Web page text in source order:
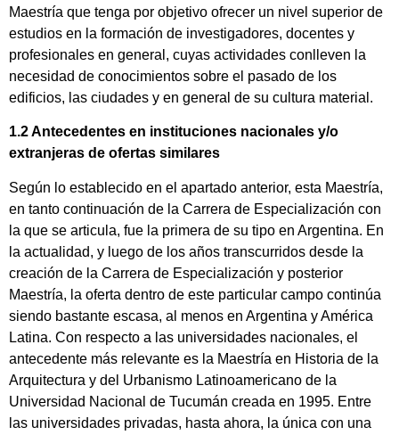
Maestría que tenga por objetivo ofrecer un nivel superior de
estudios en la formación de investigadores, docentes y
profesionales en general, cuyas actividades conlleven la
necesidad de conocimientos sobre el pasado de los
edificios, las ciudades y en general de su cultura material.
1.2 Antecedentes en instituciones nacionales y/o
extranjeras de ofertas similares
Según lo establecido en el apartado anterior, esta Maestría,
en tanto continuación de la Carrera de Especialización con
la que se articula, fue la primera de su tipo en Argentina. En
la actualidad, y luego de los años transcurridos desde la
creación de la Carrera de Especialización y posterior
Maestría, la oferta dentro de este particular campo continúa
siendo bastante escasa, al menos en Argentina y América
Latina. Con respecto a las universidades nacionales, el
antecedente más relevante es la Maestría en Historia de la
Arquitectura y del Urbanismo Latinoamericano de la
Universidad Nacional de Tucumán creada en 1995. Entre
las universidades privadas, hasta ahora, la única con una